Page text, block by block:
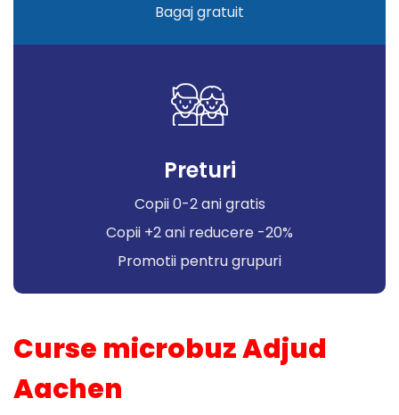
Bagaj gratuit
Preturi
Copii 0-2 ani gratis
Copii +2 ani reducere -20%
Promotii pentru grupuri
Curse microbuz Adjud
Aachen